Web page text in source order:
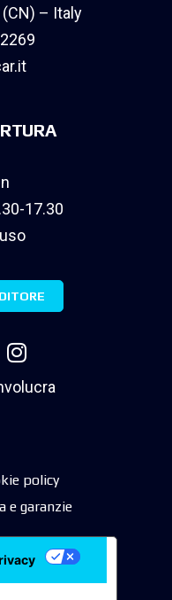
– Italy
17.30
policy
e garanzie